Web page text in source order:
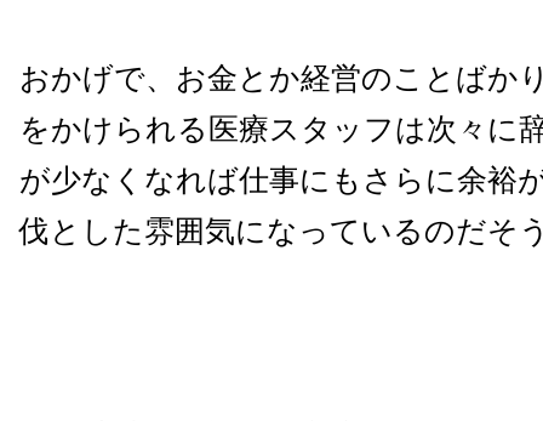
おかげで、お金とか経営のことばか
をかけられる医療スタッフは次々に
が少なくなれば仕事にもさらに余裕
伐とした雰囲気になっているのだそ